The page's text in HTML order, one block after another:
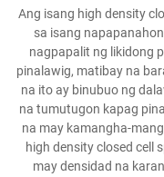
Ang isang high density
sa isang
nagpapalit ng likidong
pinalawig, matibay na
na ito ay binubuo ng
na tumutugon kapag
na may kamangha-
high density closed cell
may densidad na